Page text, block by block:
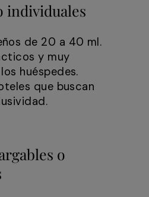
individuales
de 20 a 40 ml.
y muy
huéspedes.
que buscan
o